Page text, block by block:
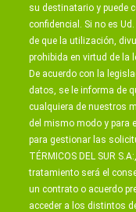
su destinatario y puede
confidencial. Si no es
de que la utilización,
prohibida en virtud de la
De acuerdo con la
datos, se le informa de
cualquiera de nuestros
del mismo modo y para
para gestionar las
TÉRMICOS DEL SUR
tratamiento será el
un contrato o acuerdo
acceder a los distintos